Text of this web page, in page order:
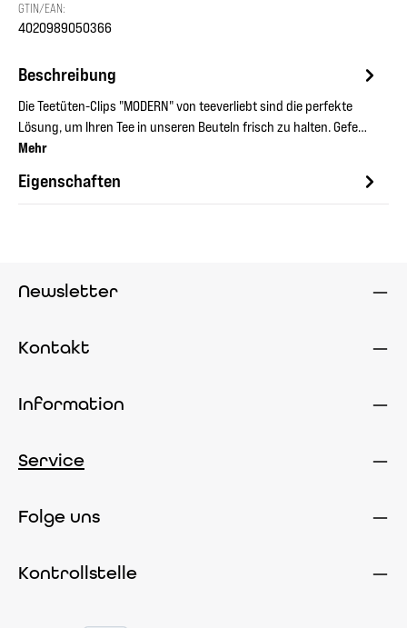
GTIN/EAN:
4020989050366
Beschreibung
Die Teetüten-Clips "MODERN" von teeverliebt sind die perfekte
Lösung, um Ihren Tee in unseren Beuteln frisch zu halten. Gefe…
Mehr
Eigenschaften
Newsletter
Kontakt
Information
Service
Folge uns
Kontrollstelle